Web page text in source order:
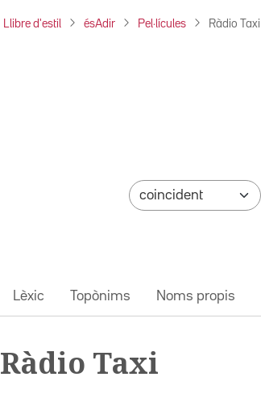
Llibre d'estil ésAdir Pel·lícules Ràdio Taxi
Lèxic Topònims Noms propis
Ràdio Taxi